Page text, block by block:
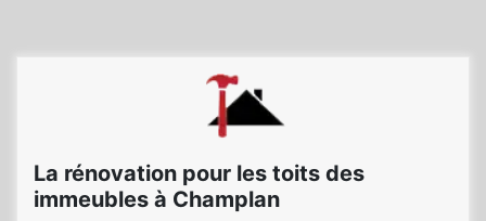
La rénovation pour les toits des
immeubles à Champlan